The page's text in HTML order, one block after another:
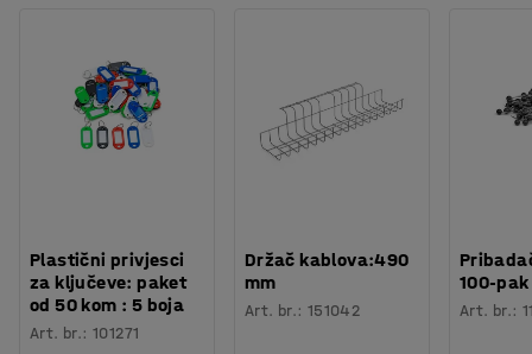
Plastični privjesci
za ključeve: paket
od 50 kom : 5 boja
Art. br.:101271
Držač kablova:490
mm
Art. br.: 151042
100-pak
Art. br.: